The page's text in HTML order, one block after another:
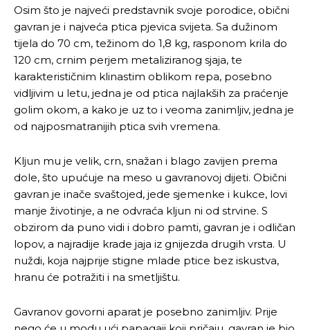
Osim što je najveći predstavnik svoje porodice, obični
gavran je i najveća ptica pjevica svijeta. Sa dužinom
tijela do 70 cm, težinom do 1,8 kg, rasponom krila do
120 cm, crnim perjem metaliziranog sjaja, te
karakterističnim klinastim oblikom repa, posebno
vidljivim u letu, jedna je od ptica najlakših za praćenje
golim okom, a kako je uz to i veoma zanimljiv, jedna je
od najposmatranijih ptica svih vremena.
Kljun mu je velik, crn, snažan i blago zavijen prema
dole, što upućuje na meso u gavranovoj dijeti. Obični
gavran je inače svaštojed, jede sjemenke i kukce, lovi
manje životinje, a ne odvraća kljun ni od strvine. S
obzirom da puno vidi i dobro pamti, gavran je i odličan
lopov, a najradije krade jaja iz gnijezda drugih vrsta. U
nuždi, koja najprije stigne mlade ptice bez iskustva,
hranu će potražiti i na smetljištu.
Gavranov govorni aparat je posebno zanimljiv. Prije